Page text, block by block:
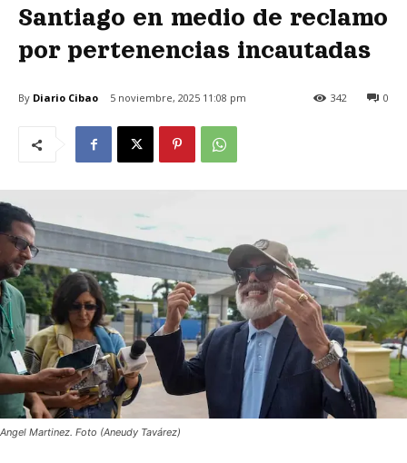
Santiago en medio de reclamo
por pertenencias incautadas
By Diario Cibao 5 noviembre, 2025 11:08 pm 0
342
Angel Martinez. Foto (Aneudy Tavárez)